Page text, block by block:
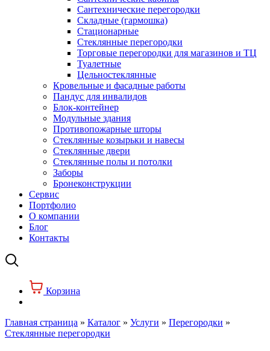
Сантехнические перегородки
Складные (гармошка)
Стационарные
Стеклянные перегородки
Торговые перегородки для магазинов и ТЦ
Туалетные
Цельностеклянные
Кровельные и фасадные работы
Пандус для инвалидов
Блок-контейнер
Модульные здания
Противопожарные шторы
Стеклянные козырьки и навесы
Стеклянные двери
Стеклянные полы и потолки
Заборы
Бронеконструкции
Сервис
Портфолио
О компании
Блог
Контакты
Корзина
Главная страница » Каталог » Услуги » Перегородки »
Стеклянные перегородки